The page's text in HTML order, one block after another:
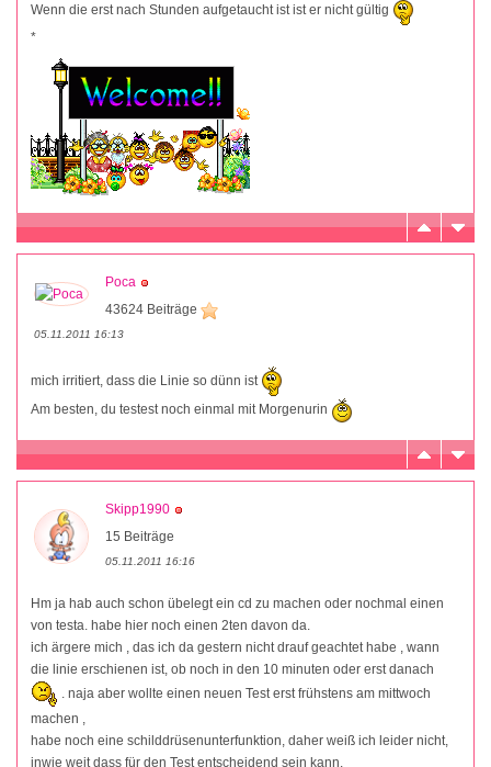
Wenn die erst nach Stunden aufgetaucht ist ist er nicht gültig
*
Poca
43624 Beiträge
05.11.2011 16:13
mich irritiert, dass die Linie so dünn ist
Am besten, du testest noch einmal mit Morgenurin
Skipp1990
15 Beiträge
05.11.2011 16:16
Hm ja hab auch schon übelegt ein cd zu machen oder nochmal einen
von testa. habe hier noch einen 2ten davon da.
ich ärgere mich , das ich da gestern nicht drauf geachtet habe , wann
die linie erschienen ist, ob noch in den 10 minuten oder erst danach
. naja aber wollte einen neuen Test erst frühstens am mittwoch
machen ,
habe noch eine schilddrüsenunterfunktion, daher weiß ich leider nicht,
inwie weit dass für den Test entscheidend sein kann.